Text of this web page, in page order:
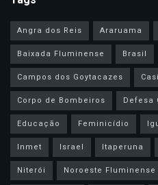
Angra dos Reis Araruama
Baixada Fluminense
Brasil
Campos dos Goytacazes
Corpo de Bombeiros
Defesa
Educação
Feminicídio
Inmet
Israel Itaperuna
Niterói
Noroeste Fluminense